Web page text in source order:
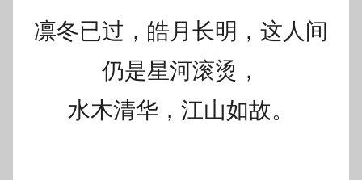
凛冬已过，皓月长明，这人间
仍是星河滚烫，
水木清华，江山如故。